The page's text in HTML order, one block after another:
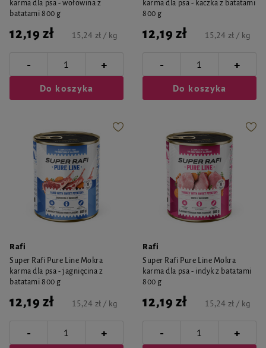
karma dla psa - wołowina z
batatami 800 g
12,19 zł 15,24 zł / kg
- +
Do koszyka
karma dla psa - kaczka z batatami
800 g
12,19 zł 15,24 zł / kg
- +
Do koszyka
Rafi
Super Rafi Pure Line Mokra
karma dla psa - jagnięcina z
batatami 800 g
12,19 zł 15,24 zł / kg
- +
Rafi
Super Rafi Pure Line Mokra
karma dla psa - indyk z batatami
800 g
12,19 zł 15,24 zł / kg
- +